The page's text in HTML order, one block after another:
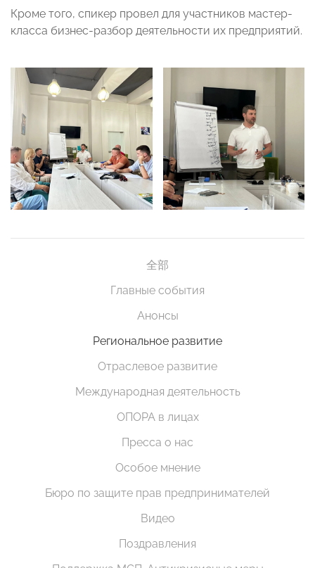
Кроме того, спикер провел для участников мастер-
класса бизнес-разбор деятельности их предприятий.
全部
Главные события
Анонсы
Региональное развитие
Отраслевое развитие
Международная деятельность
ОПОРА в лицах
Пресса о нас
Особое мнение
Бюро по защите прав предпринимателей
Видео
Поздравления